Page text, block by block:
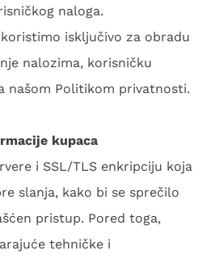
naloga.
isključivo za obradu
nalozima, korisničku
našom Politikom privatnosti.
kupaca
i SSL/TLS enkripciju koja
slanja, kako bi se sprečilo
pristup. Pored toga,
tehničke i